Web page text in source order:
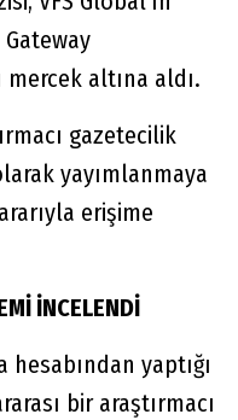
mercek altına aldı.
gazetecilik
yayımlanmaya
erişime
İNCELENDİ
yaptığı
bir araştırmacı